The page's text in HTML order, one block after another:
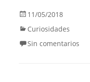
#infografia
#twitter
#infographic
11/05/2018
Curiosidades
Sin comentarios